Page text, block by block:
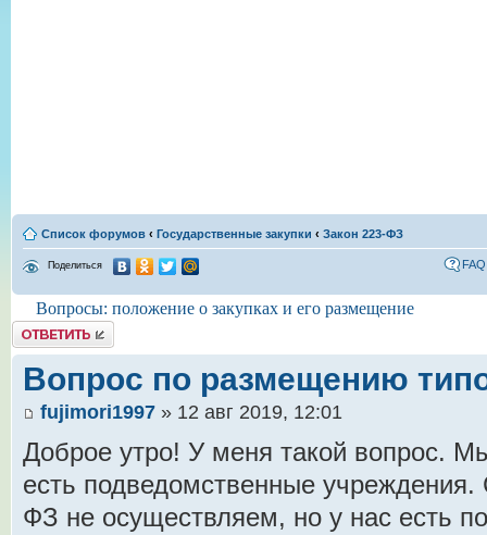
Список форумов ‹ Государственные закупки ‹ Закон 223-ФЗ
Поделиться FAQ
Вопросы: положение о закупках и его размещение
Комментировать
Вопрос по размещению
fujimori1997 » 12 авг 2019, 12:01
Доброе утро! У меня такой вопрос.
есть подведомственные
ФЗ не осуществляем, но у нас есть